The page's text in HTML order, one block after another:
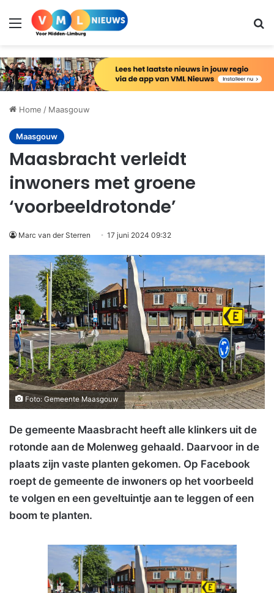
Menu
Home / Maasgouw
Maasgouw
Maasbracht verleidt
inwoners met groene
‘voorbeeldrotonde’
Marc van der Sterren 17 juni 2024 09:32
Foto: Gemeente Maasgouw
De gemeente Maasbracht heeft alle klinkers uit de
rotonde aan de Molenweg gehaald. Daarvoor in de
plaats zijn vaste planten gekomen. Op Facebook
roept de gemeente de inwoners op het voorbeeld
te volgen en een geveltuintje aan te leggen of een
boom te planten.